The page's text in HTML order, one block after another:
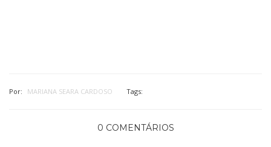
Por: MARIANA SEARA CARDOSO Tags:
0 COMENTÁRIOS